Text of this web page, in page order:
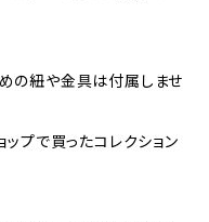
の紐や金具は付属しませ
プで買ったコレクション